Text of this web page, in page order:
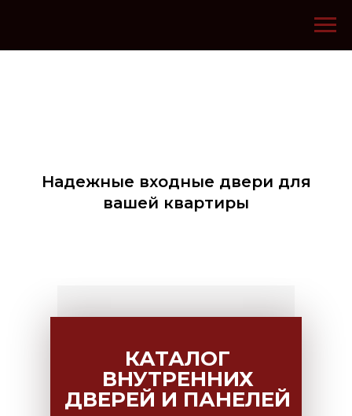
Надежные входные двери для
вашей квартиры
КАТАЛОГ
ВНУТРЕННИХ
ДВЕРЕЙ И ПАНЕЛЕЙ